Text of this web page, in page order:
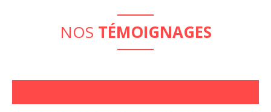
NOS TÉMOIGNAGES